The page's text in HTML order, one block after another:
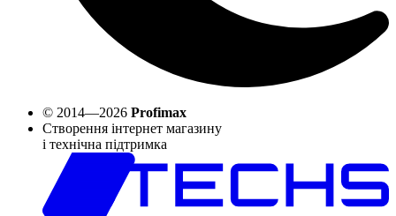
© 2014—2026 Profimax
Створення інтернет магазину
і технічна підтримка